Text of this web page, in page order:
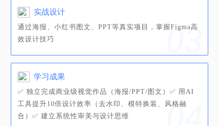
实战设计
通过海报、小红书图文、PPT等真实项目，掌握Figma高
效设计技巧
学习成果
✅ 独立完成商业级视觉作品（海报/PPT/图文）✅ 用AI
工具提升10倍设计效率（去水印、模特换装、风格融
合）✅ 建立系统性审美与设计思维